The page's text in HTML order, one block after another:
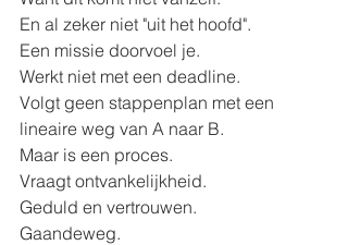
En al zeker niet "uit het hoofd".
Een missie doorvoel je.
Werkt niet met een deadline.
Volgt geen stappenplan met een
lineaire weg van A naar B.
Maar is een proces.
Vraagt ontvankelijkheid.
Geduld en vertrouwen.
Gaandeweg.